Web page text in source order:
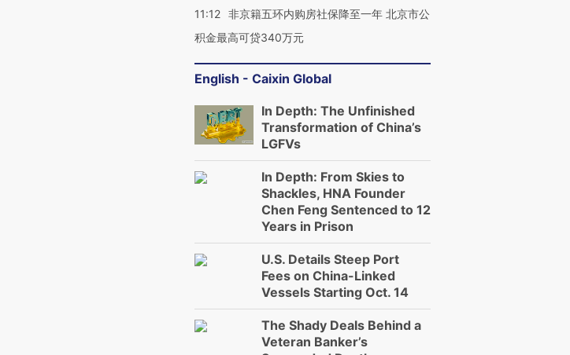
11:12 非京籍五环内购房社保降至一年 北京市公
积金最高可贷340万元
English - Caixin Global
In Depth: The Unfinished
Transformation of China’s
LGFVs
In Depth: From Skies to
Shackles, HNA Founder
Chen Feng Sentenced to 12
Years in Prison
U.S. Details Steep Port
Fees on China-Linked
Vessels Starting Oct. 14
The Shady Deals Behind a
Veteran Banker’s